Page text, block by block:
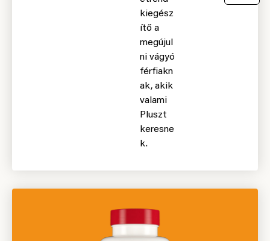
kiegész
ítő a
megújul
ni vágyó
férfiakn
ak, akik
valami
Pluszt
keresne
k.